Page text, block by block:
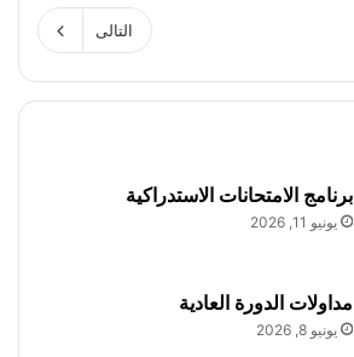
التالى
برنامج الامتحانات الاستدراكية
يونيو 11, 2026
مداولات الدورة العادية
يونيو 8, 2026